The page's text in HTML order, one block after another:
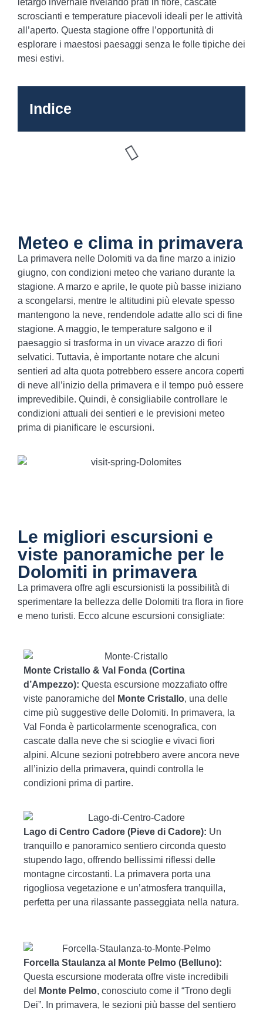
letargo invernale rivelando prati in fiore, cascate
scroscianti e temperature piacevoli ideali per le attività
all’aperto. Questa stagione offre l’opportunità di
esplorare i maestosi paesaggi senza le folle tipiche dei
mesi estivi.
Indice
Meteo e clima in primavera
La primavera nelle Dolomiti va da fine marzo a inizio
giugno, con condizioni meteo che variano durante la
stagione. A marzo e aprile, le quote più basse iniziano
a scongelarsi, mentre le altitudini più elevate spesso
mantengono la neve, rendendole adatte allo sci di fine
stagione. A maggio, le temperature salgono e il
paesaggio si trasforma in un vivace arazzo di fiori
selvatici. Tuttavia, è importante notare che alcuni
sentieri ad alta quota potrebbero essere ancora coperti
di neve all’inizio della primavera e il tempo può essere
imprevedibile. Quindi, è consigliabile controllare le
condizioni attuali dei sentieri e le previsioni meteo
prima di pianificare le escursioni.
Le migliori escursioni e
viste panoramiche per le
Dolomiti in primavera
La primavera offre agli escursionisti la possibilità di
sperimentare la bellezza delle Dolomiti tra flora in fiore
e meno turisti. Ecco alcune escursioni consigliate:
Monte Cristallo & Val Fonda (Cortina
d’Ampezzo): Questa escursione mozzafiato offre
viste panoramiche del
Monte Cristallo, una delle
cime più suggestive delle Dolomiti. In primavera, la
Val Fonda è particolarmente scenografica, con
cascate dalla neve che si scioglie e vivaci fiori
alpini. Alcune sezioni potrebbero avere ancora neve
all’inizio della primavera, quindi controlla le
condizioni prima di partire.
Lago di Centro Cadore (Pieve di Cadore): Un
tranquillo e panoramico sentiero circonda questo
stupendo lago, offrendo bellissimi riflessi delle
montagne circostanti. La primavera porta una
rigogliosa vegetazione e un’atmosfera tranquilla,
perfetta per una rilassante passeggiata nella natura.
Forcella Staulanza al Monte Pelmo (Belluno):
Questa escursione moderata offre viste incredibili
del
Monte Pelmo, conosciuto come il “Trono degli
Dei”. In primavera, le sezioni più basse del sentiero